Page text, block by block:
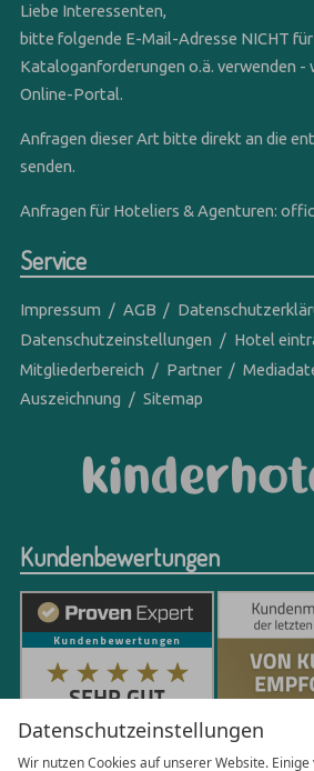
Datenschutzeinstellungen
Wir nutzen Cookies auf unserer Website. Einige
Liebe Interessenten,
bitte folgende E-Mail-Adresse NICHT
Kataloganforderungen o.ä. verwenden -
Online-Portal.
Anfragen dieser Art bitte direkt an die
senden.
Anfragen für Hoteliers & Agenturen:
Service
Impressum AGB
Datenschutzeinstellungen
Hotel
Mitgliederbereich
Partner
Auszeichnung
Sitemap
Kundenbewertungen